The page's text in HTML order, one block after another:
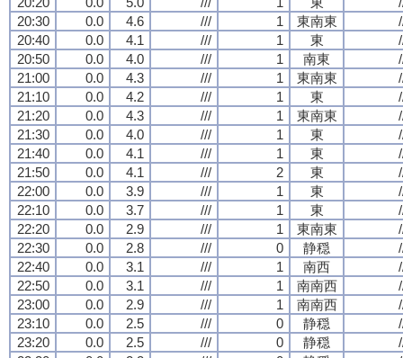
20:30
0.0 4.6 /// 1 東南東
20:40
0.0 4.1 /// 1 東
20:50
0.0 4.0 /// 1 南東
21:00
0.0 4.3 /// 1 東南東
21:10
0.0 4.2 /// 1 東
21:20
0.0 4.3 /// 1 東南東
21:30
0.0 4.0 /// 1 東
21:40
0.0 4.1 /// 1 東
21:50
0.0 4.1 /// 2 東
22:00
0.0 3.9 /// 1 東
22:10
0.0 3.7 /// 1 東
22:20
0.0 2.9 /// 1 東南東
22:30
0.0 2.8 /// 0 静穏
22:40
0.0 3.1 /// 1 南西
22:50
0.0 3.1 /// 1 南南西
23:00
0.0 2.9 /// 1 南南西
23:10
0.0 2.5 /// 0 静穏
23:20
0.0 2.5 /// 0 静穏